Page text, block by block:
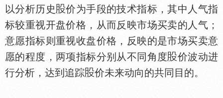
以分析历史
价为手段的技术指标，其中人气指
标较重视开盘价格，从而反映市场买卖的人气；
意愿指标则重视收盘价格，反映的是市场买卖意
愿的程度，两项指标分别从不同角度
价波动进
行分析，达到追踪
价未来动向的共同目的。